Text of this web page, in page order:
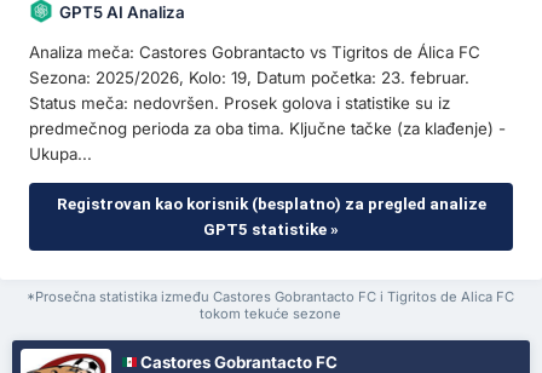
GPT5 AI Analiza
Analiza meča: Castores Gobrantacto vs Tigritos de Álica FC
Sezona: 2025/2026, Kolo: 19, Datum početka: 23. februar.
Status meča: nedovršen. Prosek golova i statistike su iz
predmečnog perioda za oba tima. Ključne tačke (za klađenje) -
Ukupa...
Registrovan kao korisnik (besplatno) za pregled analize
GPT5 statistike »
*Prosečna statistika između Castores Gobrantacto FC i Tigritos de Alica FC
tokom tekuće sezone
Castores Gobrantacto FC